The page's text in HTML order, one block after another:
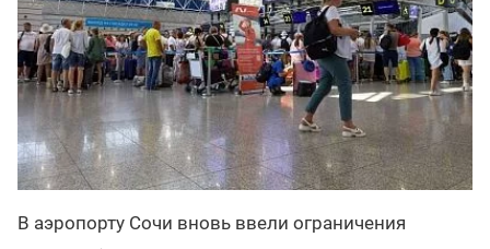
В аэропорту Сочи вновь ввели ограничения